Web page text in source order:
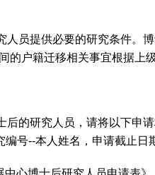
人员提供必要的研究条件。
的户籍迁移相关事宜根据上
后的研究人员，请将以下申
编号--本人姓名，申请截止